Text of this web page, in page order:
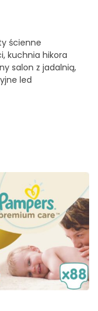
ścienne
kuchnia hikora
salon z jadalnią,
led